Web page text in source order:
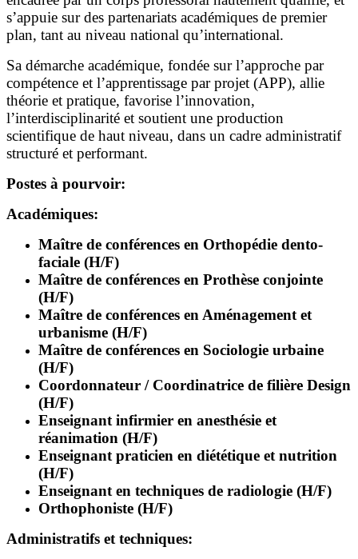
s’appuie sur des partenariats académiques de premier
plan, tant au niveau national qu’international.
Sa démarche académique, fondée sur l’approche par
compétence et l’apprentissage par projet (APP), allie
théorie et pratique, favorise l’innovation,
l’interdisciplinarité et soutient une production
scientifique de haut niveau, dans un cadre administratif
structuré et performant.
Postes à pourvoir:
Académiques:
Maître de conférences en Orthopédie dento-
faciale (H/F)
Maître de conférences en Prothèse conjointe
(H/F)
Maître de conférences en Aménagement et
urbanisme (H/F)
Maître de conférences en Sociologie urbaine
(H/F)
Coordonnateur / Coordinatrice de filière Design
(H/F)
Enseignant infirmier en anesthésie et
réanimation (H/F)
Enseignant praticien en diététique et nutrition
(H/F)
Enseignant en techniques de radiologie (H/F)
Orthophoniste (H/F)
Administratifs et techniques: